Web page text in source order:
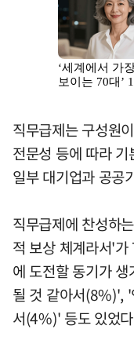
직무급제는 구성원
전문성 등에 따라
일부 대기업과 공공
직무급제에 찬성하
적 보상 체계라서'
에 도전할 동기가
될 것 같아서(8%)',
서(4%)' 등도 있었